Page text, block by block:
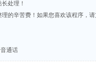
处理！
的辛苦费！如果您喜欢该程序，
通话